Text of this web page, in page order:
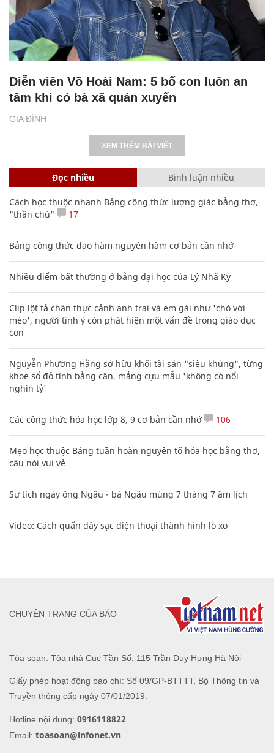
GIA ĐÌNH
Diễn viên Võ Hoài Nam: 5 bố con luôn an
tâm khi có bà xã quán xuyến
XEM THÊM BÀI VIẾT
Đọc nhiều Bình luận nhiều
Cách học thuộc nhanh Bảng công thức lượng giác bằng thơ,
"thần chú"
17
Bảng công thức đạo hàm nguyên hàm cơ bản cần nhớ
Nhiều điểm bất thường ở bằng đại học của Lý Nhã Kỳ
Clip lột tả chân thực cảnh anh trai và em gái như 'chó với
mèo', người tinh ý còn phát hiện một vấn đề trong giáo dục
con
Nguyễn Phương Hằng sở hữu khối tài sản "siêu khủng", từng
khoe sổ đỏ tính bằng cân, mắng cựu mẫu 'không có nổi
nghìn tỷ'
Các công thức hóa học lớp 8, 9 cơ bản cần nhớ 106
Mẹo học thuộc Bảng tuần hoàn nguyên tố hóa học bằng thơ,
câu nói vui vẻ
Sự tích ngày ông Ngâu - bà Ngâu mùng 7 tháng 7 âm lịch
Video: Cách quấn dây sạc điện thoại thành hình lò xo
Tòa soạn: Tòa nhà Cục Tần Số, 115 Trần Duy Hưng Hà Nội
Giấy phép hoạt động báo chí: Số 09/GP-BTTTT, Bộ Thông tin và
Truyền thông cấp ngày 07/01/2019.
Hotline nội dung: 0916118822
Email: toasoan@infonet.vn
CHUYÊN TRANG CỦA BÁO